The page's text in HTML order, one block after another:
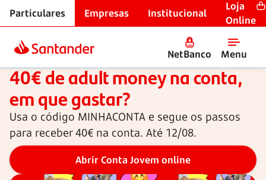
Particulares Empresas Institucional
Loja
Online
NetBanco Menu
Início
40€ de adult money na conta,
em que gastar?
Usa o código MINHACONTA e segue os passos
para receber 40€ na conta. Até 12/08.